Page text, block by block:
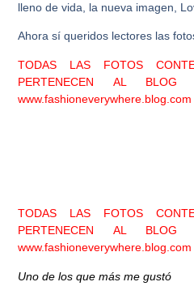
lleno de vida, la nueva imagen,
Ahora sí queridos lectores las
TODAS LAS FOTOS
PERTENECEN AL BLOG
www.fashioneverywhere.blog.com
TODAS LAS FOTOS
PERTENECEN AL BLOG
www.fashioneverywhere.blog.com
Uno de los que más me gustó